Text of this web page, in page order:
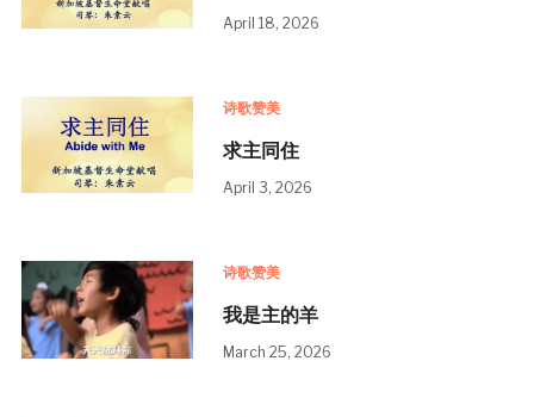
April 18, 2026
诗歌赞美
求主同住
April 3, 2026
诗歌赞美
我是主的羊
March 25, 2026